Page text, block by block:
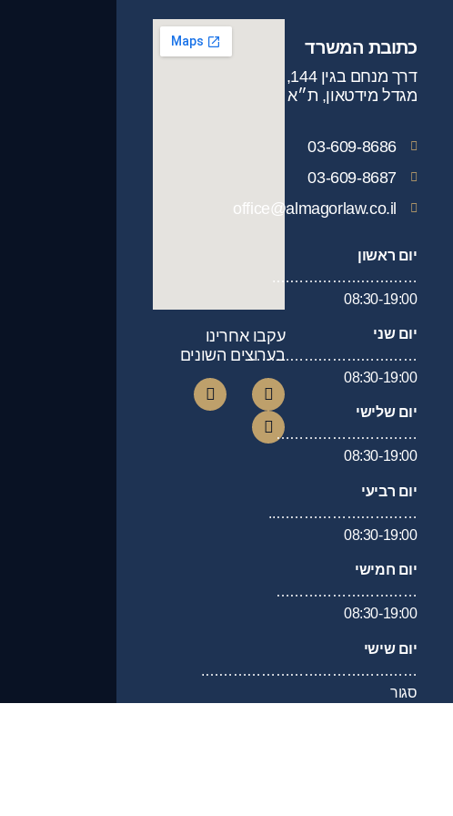
עקבו אחרינו
בערוצים השונים
כתובת המשרד
דרך מנחם בגין 144,
מגדל מידטאון, ת״א
03-609-8686
03-609-8687
office@almagorlaw.co.il
יום ראשון
………………………….
08:30-19:00
יום שני
………………………………
08:30-19:00
יום שלישי
…………………………
08:30-19:00
יום רביעי
…………………………..
08:30-19:00
יום חמישי
…………………………
08:30-19:00
יום שישי
……………………………………….
סגור